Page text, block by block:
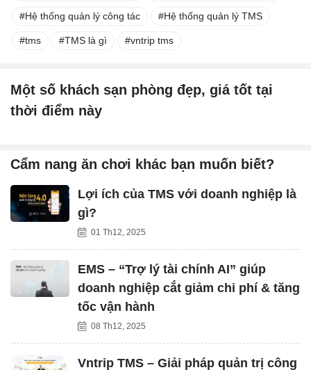
Hệ thống quản lý công tác Hệ thống quản lý TMS
tms TMS là gì vntrip tms
Một số khách sạn phòng đẹp, giá tốt tại
thời điểm này
Cẩm nang ăn chơi khác bạn muốn biết?
Lợi ích của TMS với doanh nghiệp là
gì?
01 Th12, 2025
EMS – “Trợ lý tài chính AI” giúp
doanh nghiệp cắt giảm chi phí & tăng
tốc vận hành
08 Th12, 2025
Vntrip TMS – Giải pháp quản trị công